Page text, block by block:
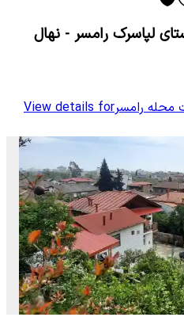
لپاسرک رامسر - نهال
محله رامسرView details for